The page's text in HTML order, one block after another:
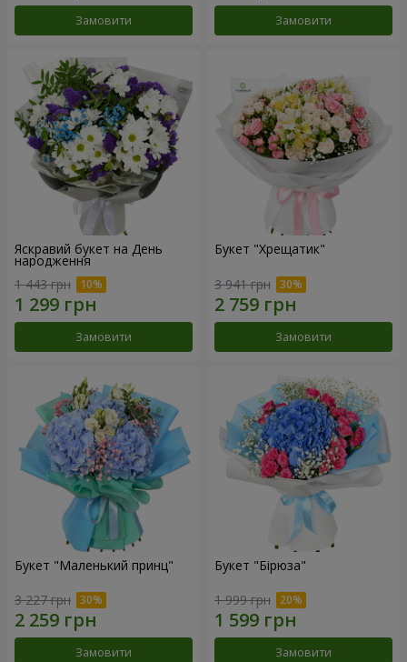
Замовити Замовити
Яскравий букет на День
народження
1 443 грн
Замовити
Букет "Хрещатик"
3 941 грн
Замовити
Букет "Маленький принц"
3 227 грн
Замовити
Букет "Бірюза"
1 999 грн
Замовити